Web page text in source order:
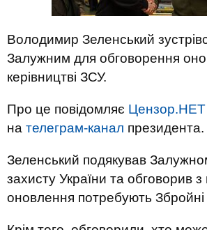
Володимир Зеленський
Залужним для обговорення
керівництві ЗСУ.
Про це повідомляє Цензор.НЕТ
на телеграм-канал президента.
Зеленський подякував
захисту України та обговорив з
оновлення потребують